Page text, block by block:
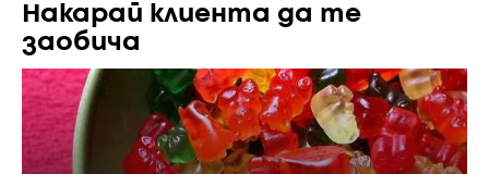
Накарай клиента да те
заобича